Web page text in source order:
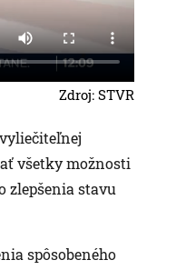
Zdroj: STVR
všetky možnosti
zlepšenia stavu
spôsobeného